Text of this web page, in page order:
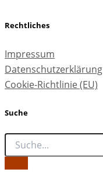
Rechtliches
Impressum
Datenschutzerklärung
Cookie-Richtlinie (EU)
Suche